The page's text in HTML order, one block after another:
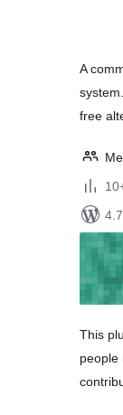
A
free
This
people